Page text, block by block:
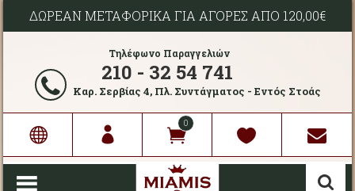
ΔΩΡΕΑΝ ΜΕΤΑΦΟΡΙΚΑ ΓΙΑ ΑΓΟΡΕΣ ΑΠΟ 120,00€
Τηλέφωνο Παραγγελιών
210 - 32 54 741
Καρ. Σερβίας 4, Πλ. Συντάγματος - Εντός Στοάς
0